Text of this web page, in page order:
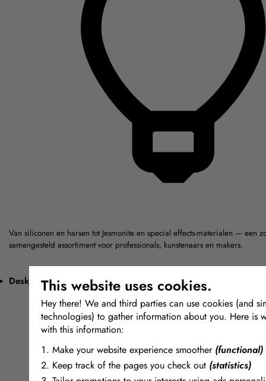
This website uses cookies.
Hey there! We and third parties can use cookies (and
technologies) to gather information about you. Here is
with this information:
Make your website experience smoother (functional)
Keep track of the pages you check out (statistics)
Van siliconen en harsen tot Jesmonite en special effects-materialen — een
samengesteld assortiment voor professionals, kunstenaars en makers.
Deskundig advies